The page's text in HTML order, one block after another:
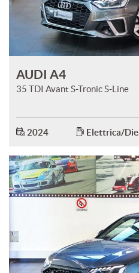
AUDI A4
35 TDI Avant S-Tronic S-Line
2024 Elettrica/Diesel